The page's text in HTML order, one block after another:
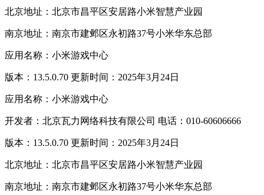
北京地址：北京市昌平区安居路小米智慧产业园
南京地址：南京市建邺区永初路37号小米华东总部
应用名称：小米游戏中心
版本：13.5.0.70 更新时间：2025年3月24日
应用名称：小米游戏中心
开发者：北京瓦力网络科技有限公司 电话：010-60606666
版本：13.5.0.70 更新时间：2025年3月24日
北京地址：北京市昌平区安居路小米智慧产业园
南京地址：南京市建邺区永初路37号小米华东总部